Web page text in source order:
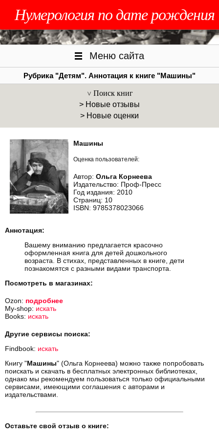
Нумерология по дате рождения
Меню сайта
Рубрика "Детям". Аннотация к книге "Машины"
Поиск книг
> Новые отзывы
> Новые оценки
Машины
Оценка пользователей:
Автор: Ольга Корнеева
Издательство: Проф-Пресс
Год издания: 2010
Страниц: 10
ISBN: 9785378023066
Аннотация:
Вашему вниманию предлагается красочно
оформленная книга для детей дошкольного
возраста. В стихах, представленных в книге, дети
познакомятся с разными видами транспорта.
Посмотреть в магазинах:
Ozon: подробнее
My-shop: искать
Books: искать
Другие сервисы поиска:
Findbook: искать
Книгу "Машины" (Ольга Корнеева) можно также попробовать
поискать и скачать в бесплатных электронных библиотеках,
однако мы рекомендуем пользоваться только официальными
сервисами, имеющими соглашения с авторами и
издательствами.
Оставьте свой отзыв о книге: